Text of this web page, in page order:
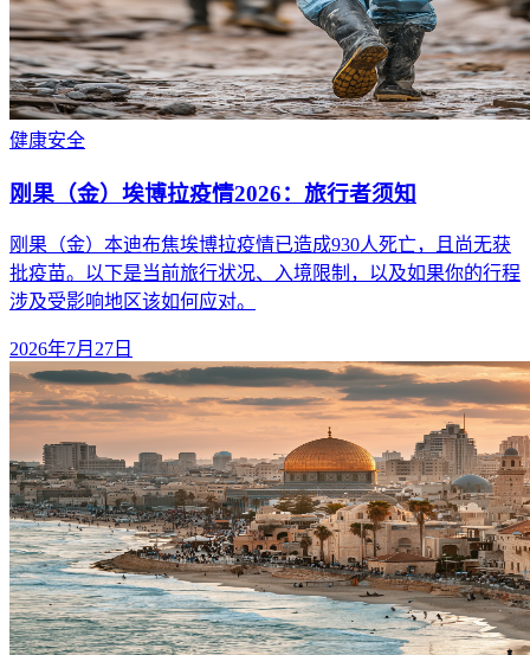
健康安全
刚果（金）埃博拉疫情2026：旅行者须知
刚果（金）本迪布焦埃博拉疫情已造成930人死亡，且尚无获
批疫苗。以下是当前旅行状况、入境限制，以及如果你的行程
涉及受影响地区该如何应对。
2026年7月27日